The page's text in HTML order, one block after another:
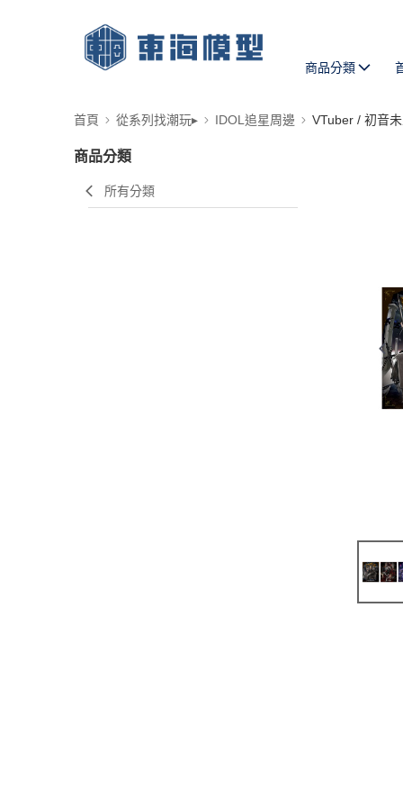
商品分類
首頁 從系列找潮玩▸ IDOL追星周邊 VTuber / 初音
商品分類
所有分類